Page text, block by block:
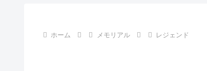
ホーム メモリアル レジェンド